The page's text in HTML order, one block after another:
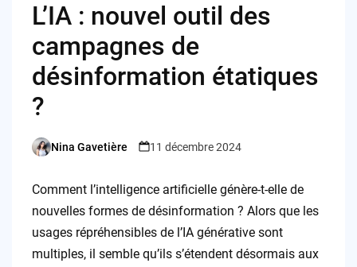
L’IA : nouvel outil des
campagnes de
désinformation étatiques
?
Posted
Nina Gavetière 11 décembre 2024
Comment l’intelligence artificielle génère-t-elle de
nouvelles formes de désinformation ? Alors que les
usages répréhensibles de l’IA générative sont
multiples, il semble qu’ils s’étendent désormais aux